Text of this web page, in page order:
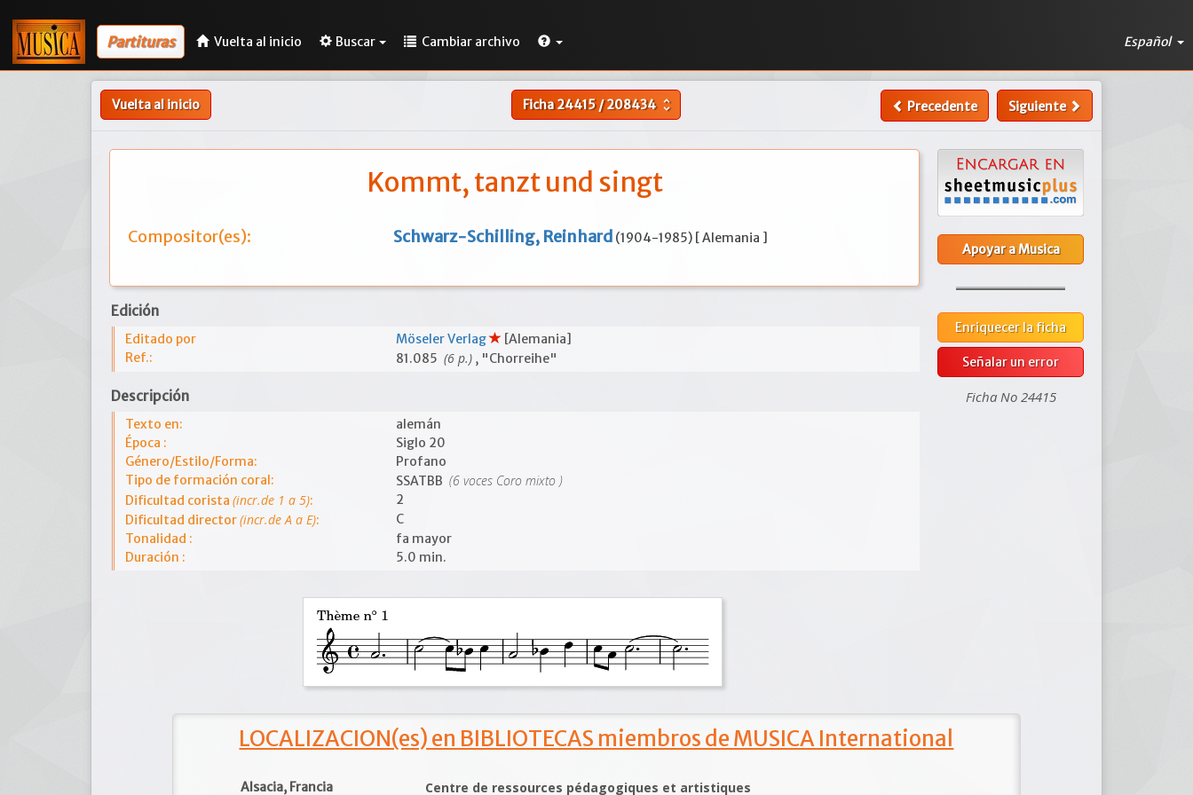
Partituras Vuelta al inicio Buscar Cambiar archivo Español
Vuelta al inicio Ficha24415/208434 unfold_more Precedente Siguiente
Kommt, tanzt und singt
Compositor(es): Schwarz-Schilling, Reinhard (1904-1985) [ Alemania ]
Edición
Editado por Möseler Verlag
[Alemania]
Ref.:
81.085 (6 p.) , "Chorreihe"
Descripción
Texto en:
alemán
Época :
Siglo 20
Género/Estilo/Forma:
Profano
Tipo de formación coral:
SSATBB (6 voces Coro mixto )
Dificultad corista (incr.de 1 a 5):
2
Dificultad director(incr.de A a E):
C
Tonalidad :
fa mayor
Duración :
5.0 min.
Apoyar a Musica
Enriquecer la ficha
Señalar un error
Ficha No 24415
LOCALIZACION(es) en BIBLIOTECAS miembros de MUSICA International
Alsacia, Francia Centre de ressources pédagogiques et artistiques